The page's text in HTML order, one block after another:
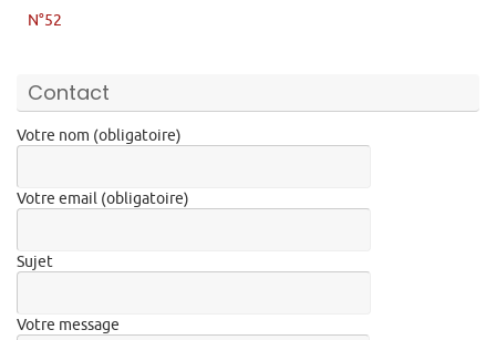
N°52
Contact
Votre nom (obligatoire)
Votre email (obligatoire)
Sujet
Votre message